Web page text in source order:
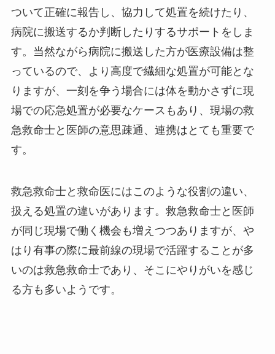
ついて正確に報告し、協力して処置を続けたり、
病院に搬送するか判断したりするサポートをしま
す。当然ながら病院に搬送した方が医療設備は整
っているので、より高度で繊細な処置が可能とな
りますが、一刻を争う場合には体を動かさずに現
場での応急処置が必要なケースもあり、現場の救
急救命士と医師の意思疎通、連携はとても重要で
す。
救急救命士と救命医にはこのような役割の違い、
扱える処置の違いがあります。救急救命士と医師
が同じ現場で働く機会も増えつつありますが、や
はり有事の際に最前線の現場で活躍することが多
いのは救急救命士であり、そこにやりがいを感じ
る方も多いようです。